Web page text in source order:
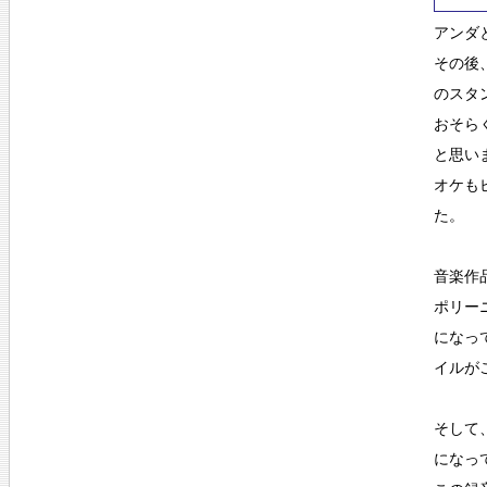
アンダ
その後
のスタ
おそら
と思い
オケも
た。
音楽作
ポリー
になっ
イルが
そして
になっ